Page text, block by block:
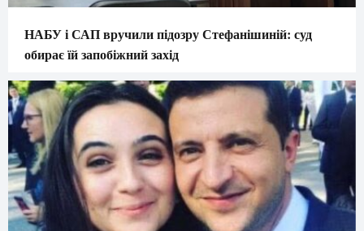
НАБУ і САП вручили підозру Стефанішиній: суд
обирає їй запобіжний захід